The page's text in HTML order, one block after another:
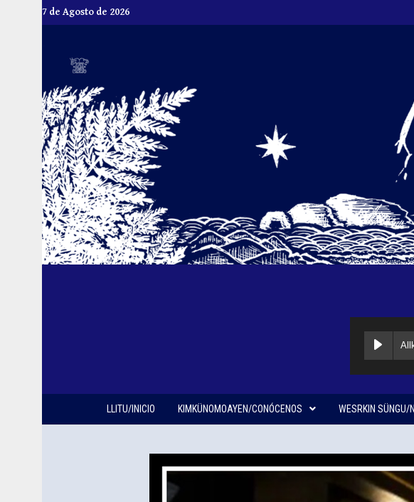
Skip
to
7 de Agosto de 2026
LLITU/INICIO KIMKÜNOMOAYEN/CONÓCENOS WESRKIN SÜNGU/